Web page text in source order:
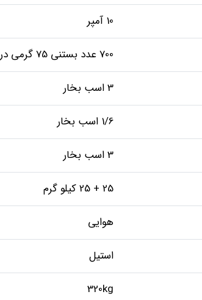
10 آمپر
700 عدد بستنی 75 گرمی در ساعت
3 اسب بخار
1/6 اسب بخار
3 اسب بخار
25 + 25 کیلو گرم
هوایی
استیل
320kg